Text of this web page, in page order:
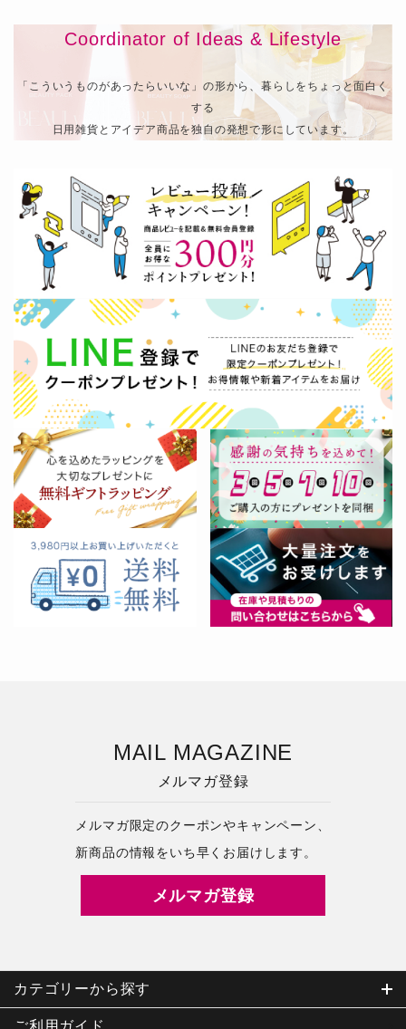
Coordinator of Ideas & Lifestyle
「こういうものがあったらいいな」の形から、暮らしをちょっと面白く
する
日用雑貨とアイデア商品を独自の発想で形にしています。
MAIL MAGAZINE
メルマガ登録
メルマガ限定のクーポンやキャンペーン、
新商品の情報をいち早くお届けします。
メルマガ登録
カテゴリーから探す
ご利用ガイド